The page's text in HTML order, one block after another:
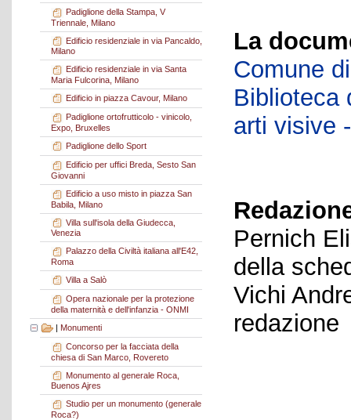
Padiglione della Stampa, V
Triennale, Milano
Edificio residenziale in via Pancaldo,
Milano
Edificio residenziale in via Santa
Maria Fulcorina, Milano
Edificio in piazza Cavour, Milano
Padiglione ortofrutticolo - vinicolo,
Expo, Bruxelles
Padiglione dello Sport
Edificio per uffici Breda, Sesto San
Giovanni
Edificio a uso misto in piazza San
Babila, Milano
Villa sull'isola della Giudecca,
Venezia
Palazzo della Civiltà italiana all'E42,
Roma
Villa a Salò
Opera nazionale per la protezione
della maternità e dell'infanzia - ONMI
| Monumenti
Concorso per la facciata della
chiesa di San Marco, Rovereto
Monumento al generale Roca,
Buenos Ajres
Studio per un monumento (generale
Roca?)
La
Comune
Biblioteca
arti visive
Pernich
della
Vichi
redazione